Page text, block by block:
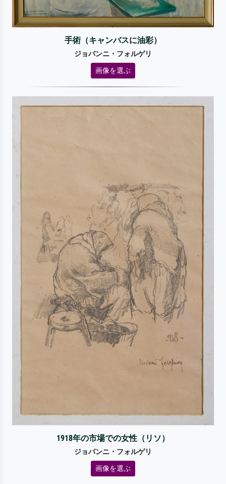
手術（キャンバスに油彩）
ジョバンニ・フォルゲリ
画像を選ぶ
1918年の市場での女性（リソ）
ジョバンニ・フォルゲリ
画像を選ぶ